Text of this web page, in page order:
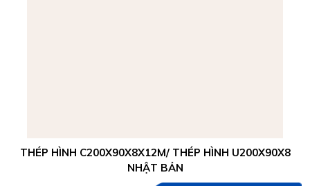
THÉP HÌNH C200X90X8X12M/ THÉP HÌNH U200X90X8
NHẬT BẢN